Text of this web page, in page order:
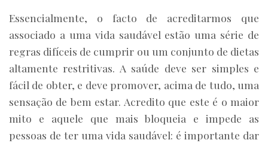
Essencialmente, o facto de acreditarmos que
associado a uma vida saudável estão uma série de
regras difíceis de cumprir ou um conjunto de dietas
altamente restritivas. A saúde deve ser simples e
fácil de obter, e deve promover, acima de tudo, uma
sensação de bem estar. Acredito que este é o maior
mito e aquele que mais bloqueia e impede as
pessoas de ter uma vida saudável: é importante dar